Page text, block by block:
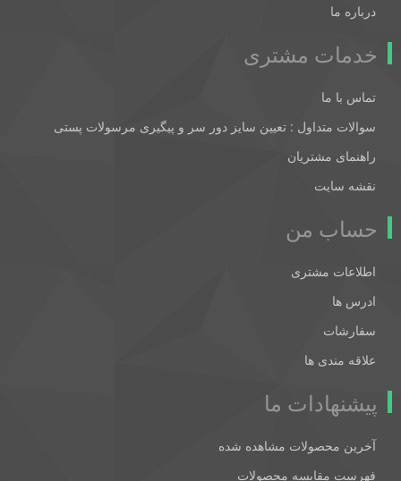
درباره ما
خدمات مشتری
تماس با ما
سوالات متداول : تعیین سایز دور سر و پیگیری مرسولات پستی
راهنمای مشتریان
نقشه سایت
حساب من
اطلاعات مشتری
ادرس ها
سفارشات
علاقه مندی ها
پیشنهادات ما
آخرین محصولات مشاهده شده
فهرست مقایسه محصولات